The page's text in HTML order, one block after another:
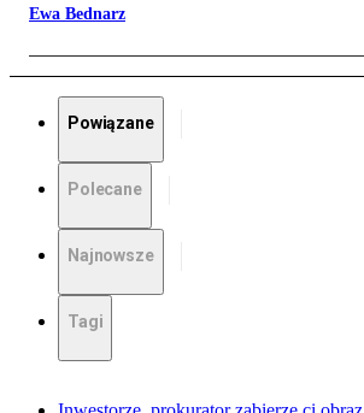
Ewa Bednarz
Powiązane
Polecane
Najnowsze
Tagi